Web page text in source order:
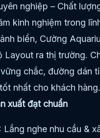
nghiệp – Chất
kinh nghiệm trong
biển, Cường
Layout ra thị trường.
chắc, đường dán
nhất cho khách hàng.
xuất đạt chuẩn
Lắng nghe nhu cầu &